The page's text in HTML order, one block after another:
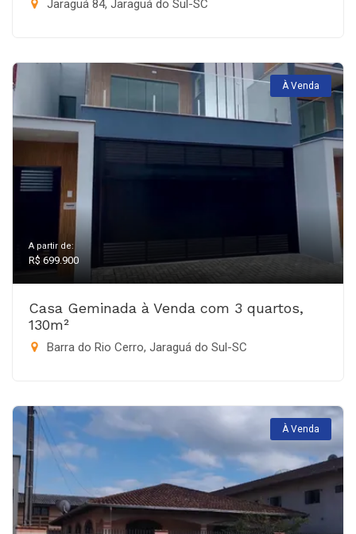
Jaraguá 84, Jaraguá do Sul-SC
À Venda
A partir de:
R$ 699.900
Casa Geminada à Venda com 3 quartos,
130m²
Barra do Rio Cerro, Jaraguá do Sul-SC
À Venda